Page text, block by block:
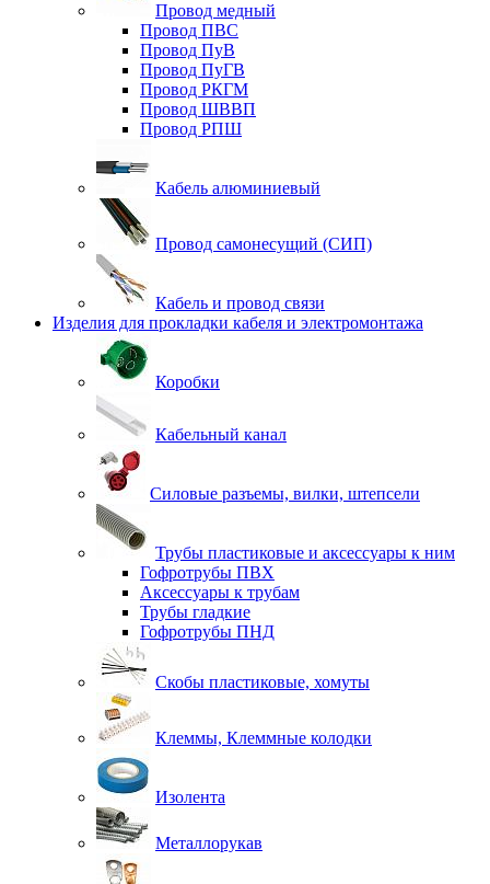
Провод медный
Провод ПВС
Провод ПуВ
Провод ПуГВ
Провод РКГМ
Провод ШВВП
Провод РПШ
Кабель алюминиевый
Провод самонесущий (СИП)
Кабель и провод связи
Изделия для прокладки кабеля и электромонтажа
Коробки
Кабельный канал
Силовые разъемы, вилки, штепсели
Трубы пластиковые и аксессуары к ним
Гофротрубы ПВХ
Аксессуары к трубам
Трубы гладкие
Гофротрубы ПНД
Скобы пластиковые, хомуты
Клеммы, Клеммные колодки
Изолента
Металлорукав